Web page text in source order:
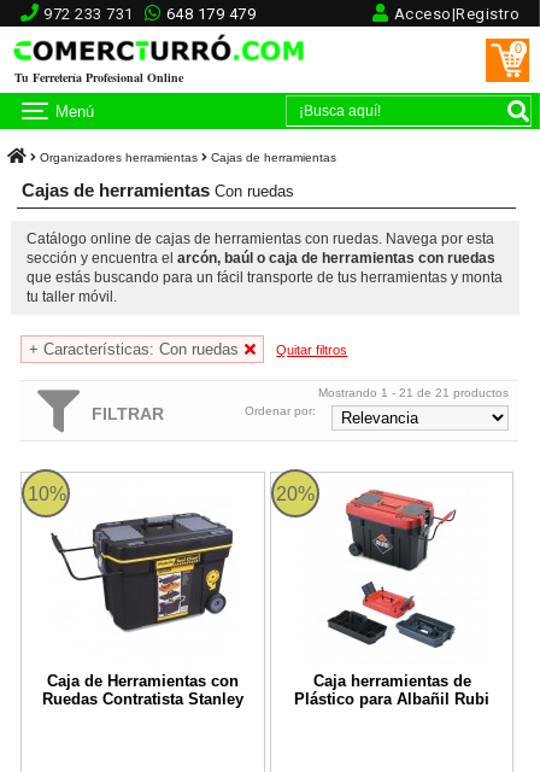
972 233 731 648 179 479 Acceso|Registro
Tu Ferretería Profesional Online
0
Menú
Organizadores herramientas Cajas de herramientas
Cajas de herramientas Con ruedas
Catálogo online de cajas de herramientas con ruedas. Navega por esta
sección y encuentra el arcón, baúl o caja de herramientas con ruedas
que estás buscando para un fácil transporte de tus herramientas y monta
tu taller móvil.
+ Características: Con ruedas Quitar filtros
FILTRAR
Mostrando 1 - 21 de 21 productos
Ordenar por:
10%
Caja de Herramientas con
Ruedas Contratista Stanley
Caja de Herramientas con Ruedas Contratista Stanley
20%
Caja herramientas de
Plástico para Albañil Rubi
Caja herramientas de Plástico